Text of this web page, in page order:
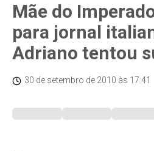
Mãe do
para jornal
Adriano tentou
30 de setembro de 2010 às 17:41